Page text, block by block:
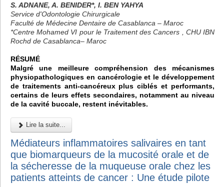
S. ADNANE, A. BENIDER*, I. BEN YAHYA
Service d'Odontologie Chirurgicale
Faculté de Médecine Dentaire de Casablanca – Maroc
*Centre Mohamed VI pour le Traitement des Cancers , CHU IBN
Rochd de Casablanca– Maroc
RÉSUMÉ
Malgré une meilleure compréhension des mécanismes
physiopathologiques en cancérologie et le développement
de traitements anti-cancéreux plus ciblés et performants,
certains de leurs effets secondaires, notamment au niveau
de la cavité buccale, restent inévitables.
Lire la suite...
Médiateurs inflammatoires salivaires en tant
que biomarqueurs de la mucosité orale et de
la sécheresse de la muqueuse orale chez les
patients atteints de cancer : Une étude pilote